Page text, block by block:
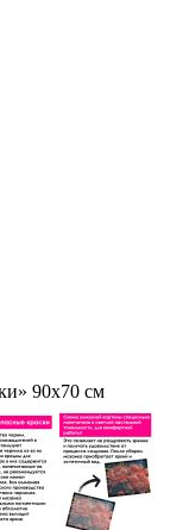
90x70 см